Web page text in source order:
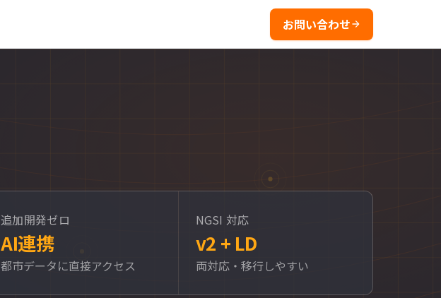
お問い合わせ
追加開発ゼロ
AI連携
都市データに直接アクセス
NGSI 対応
v2 + LD
両対応・移行しやすい